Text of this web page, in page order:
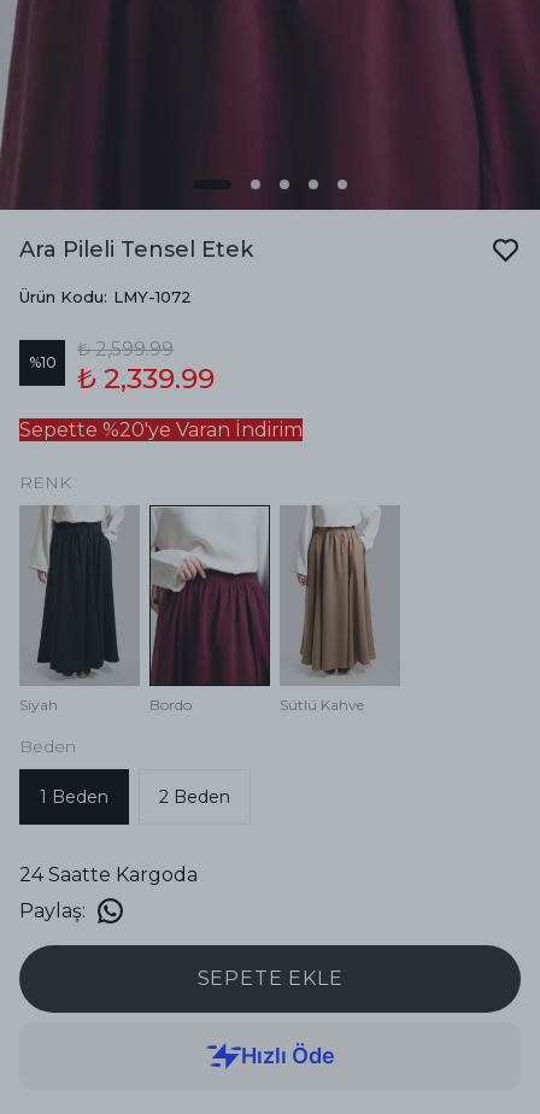
Ara Pileli Tensel Etek
Ürün Kodu: LMY-1072
%10
₺ 2,599.99
₺ 2,339.99
Sepette %20'ye Varan İndirim
RENK
Siyah Bordo Sütlü Kahve
Beden
1 Beden 2 Beden
24 Saatte Kargoda
Paylaş:
SEPETE EKLE